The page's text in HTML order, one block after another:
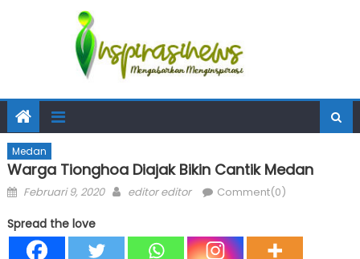
Medan
Warga Tionghoa Diajak Bikin Cantik Medan
Posted
Februari 9, 2020 Author
editor editor Comment(0)
Spread the love